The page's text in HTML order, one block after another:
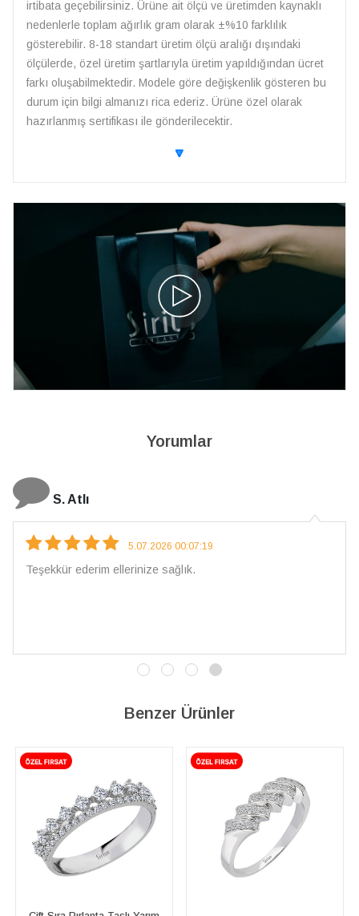
irtibata geçebilirsiniz. Ürüne ait ölçü ve üretimden kaynaklı
nedenlerle toplam ağırlık gram olarak ±%10 farklılık
gösterebilir. 8-18 standart üretim ölçü aralığı dışındaki
ölçülerde, özel üretim şartlarıyla üretim yapıldığından ücret
farkı oluşabilmektedir. Modele göre değişkenlik gösteren bu
durum için bilgi almanızı rica ederiz. Ürüne özel olarak
hazırlanmış sertifikası ile gönderilecektir.
🔽
Yorumlar
N. Elçi
4.08.2026 16:27:03
Çarpıcı ve olağanüstü bir işçilikle hazırlanmış bir mücevher.
Benzer Ürünler